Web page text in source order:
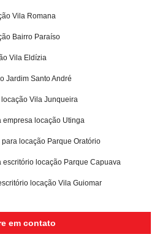
Vila Romana
Bairro Paraíso
Vila Eldízia
Jardim Santo André
Vila Junqueira
empresa locação Utinga
locação Parque Oratório
locação Parque Capuava
locação Vila Guiomar
em contato